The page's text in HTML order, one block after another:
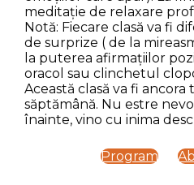
meditație de relaxare
Notă: Fiecare clasă va fi
de surprize ( de la
la puterea afirmațiilor
oracol sau clinchetul
Această clasă va fi
săptămână. Nu estre
înainte, vino cu inima
Program